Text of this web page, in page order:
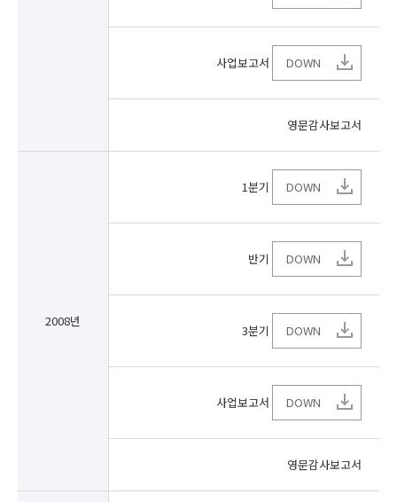
사업보고서 DOWN
영문감사보고서
2008년
1분기 DOWN
반기 DOWN
3분기 DOWN
사업보고서 DOWN
영문감사보고서